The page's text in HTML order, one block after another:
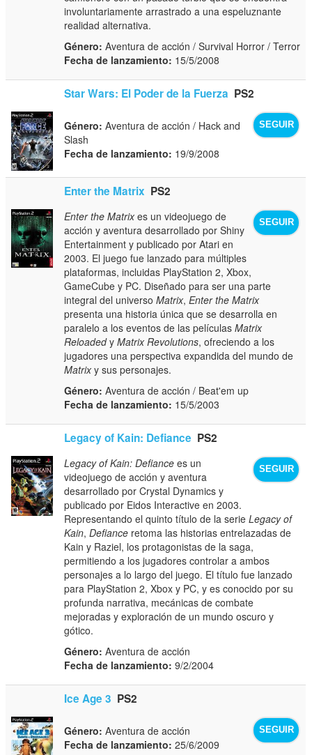
involuntariamente arrastrado a una espeluznante
realidad alternativa.
Género: Aventura de acción / Survival Horror / Terror
Fecha de lanzamiento: 15/5/2008
Star Wars: El Poder de la Fuerza PS2
SEGUIR
Género: Aventura de acción / Hack and
Slash
Fecha de lanzamiento: 19/9/2008
Enter the Matrix PS2
SEGUIR
Enter the Matrixes un videojuego de
acción y aventura desarrollado por Shiny
Entertainment y publicado por Atari en
2003. El juego fue lanzado para múltiples
plataformas, incluidas PlayStation 2, Xbox,
GameCube y PC. Diseñado para ser una parte
integral del universoMatrix,Enter the Matrix
presenta una historia única que se desarrolla en
paralelo a los eventos de las películasMatrix
ReloadedyMatrix Revolutions, ofreciendo a los
jugadores una perspectiva expandida del mundo de
Matrixy sus personajes.
Género: Aventura de acción / Beat'em up
Fecha de lanzamiento: 15/5/2003
Legacy of Kain: Defiance PS2
SEGUIR
Legacy of Kain: Defiance es un
videojuego de acción y aventura
desarrollado por Crystal Dynamics y
publicado por Eidos Interactive en 2003.
Representando el quinto título de la serieLegacy of
Kain,Defiance retoma las historias entrelazadas de
Kain y Raziel, los protagonistas de la saga,
permitiendo a los jugadores controlar a ambos
personajes a lo largo del juego. El título fue lanzado
para PlayStation 2, Xbox y PC, y es conocido por su
profunda narrativa, mecánicas de combate
mejoradas y exploración de un mundo oscuro y
gótico.
Género: Aventura de acción
Fecha de lanzamiento: 9/2/2004
Ice Age 3 PS2
SEGUIR
Género: Aventura de acción
Fecha de lanzamiento: 25/6/2009